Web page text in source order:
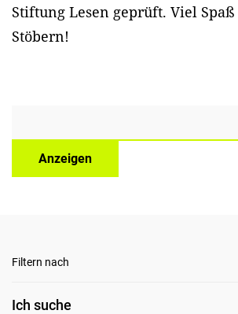
Stiftung Lesen geprüft. Viel
Stöbern!
Anzeigen
Filtern nach
Ich suche